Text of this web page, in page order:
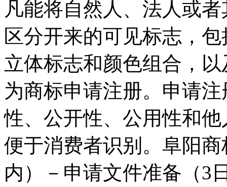
凡能将自然人、法人或
区分开来的可见标志，
立体标志和颜色组合，
为商标申请注册。申请
性、公开性、公用性和
便于消费者识别。阜阳
内）－申请文件准备（3